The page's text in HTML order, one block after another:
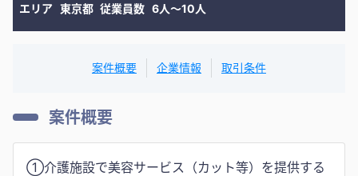
エリア 東京都 従業員数 6人〜10人
案件概要 企業情報 取引条件
案件概要
①介護施設で美容サービス（カット等）を提供する